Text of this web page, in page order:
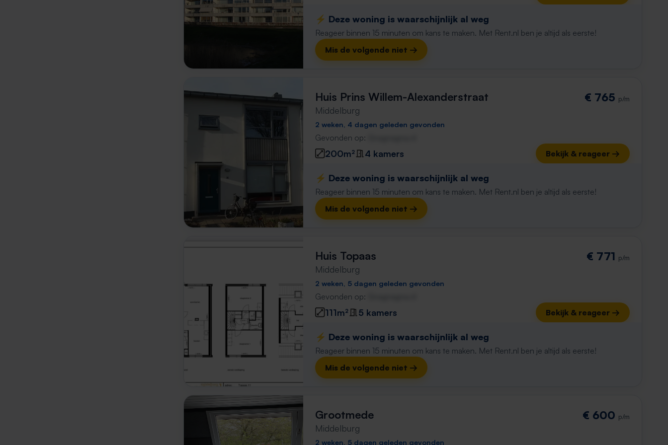
⚡️ Deze woning is waarschijnlijk al weg
Reageer binnen 15 minuten om kans te maken. Met Rent.nl ben je altijd als eerste!
Mis de volgende niet →
Huis Prins Willem-Alexanderstraat
Middelburg
€ 765 p/m
2 weken, 4 dagen geleden gevonden
Gevonden op:
200m² 4 kamers Bekijk & reageer →
⚡️ Deze woning is waarschijnlijk al weg
Reageer binnen 15 minuten om kans te maken. Met Rent.nl ben je altijd als eerste!
Mis de volgende niet →
Huis Topaas
Middelburg
€ 771 p/m
2 weken, 5 dagen geleden gevonden
Gevonden op:
111m² 5 kamers Bekijk & reageer →
⚡️ Deze woning is waarschijnlijk al weg
Reageer binnen 15 minuten om kans te maken. Met Rent.nl ben je altijd als eerste!
Mis de volgende niet →
Grootmede
Middelburg
€ 600 p/m
2 weken, 5 dagen geleden gevonden